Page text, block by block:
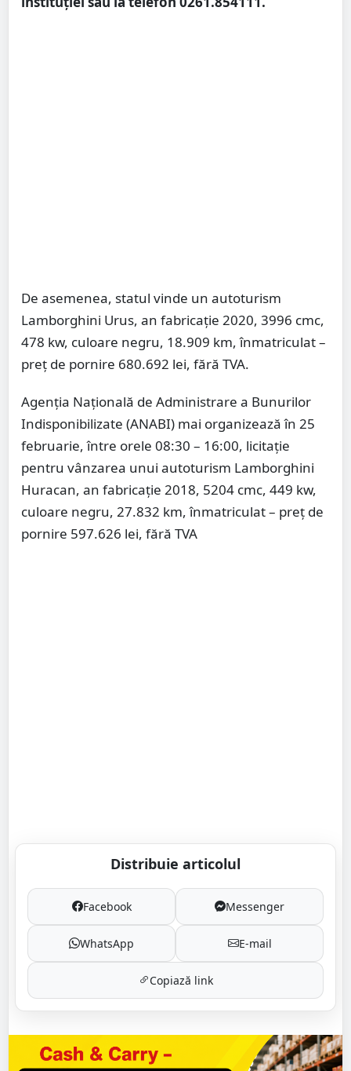
De asemenea, statul vinde un autoturism
Lamborghini Urus, an fabricație 2020, 3996 cmc,
478 kw, culoare negru, 18.909 km, înmatriculat –
preț de pornire 680.692 lei, fără TVA.
Agenția Națională de Administrare a Bunurilor
Indisponibilizate (ANABI) mai organizează în 25
februarie, între orele 08:30 – 16:00, licitație
pentru vânzarea unui autoturism Lamborghini
Huracan, an fabricație 2018, 5204 cmc, 449 kw,
culoare negru, 27.832 km, înmatriculat – preț de
pornire 597.626 lei, fără TVA
Distribuie articolul
Facebook Messenger
WhatsApp E-mail
Copiază link